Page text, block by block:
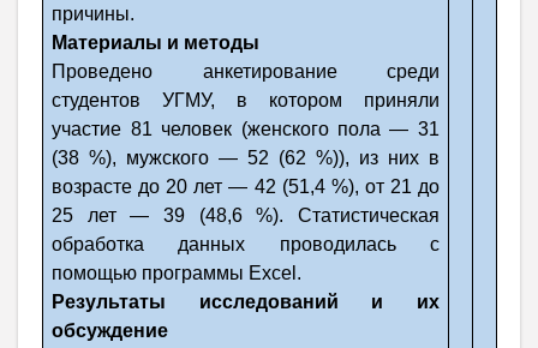
причины.
Материалы и методы
Проведено анкетирование среди
студентов УГМУ, в котором приняли
участие 81 человек (женского пола — 31
(38 %), мужского — 52 (62 %)), из них в
возрасте до 20 лет — 42 (51,4 %), от 21 до
25 лет — 39 (48,6 %). Статистическая
обработка данных проводилась с
помощью программы Excel .
Результаты исследований и их
обсуждение